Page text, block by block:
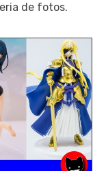
de fotos.